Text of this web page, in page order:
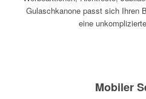
Gulaschkanone passt sich Ihren
eine
Mobiler